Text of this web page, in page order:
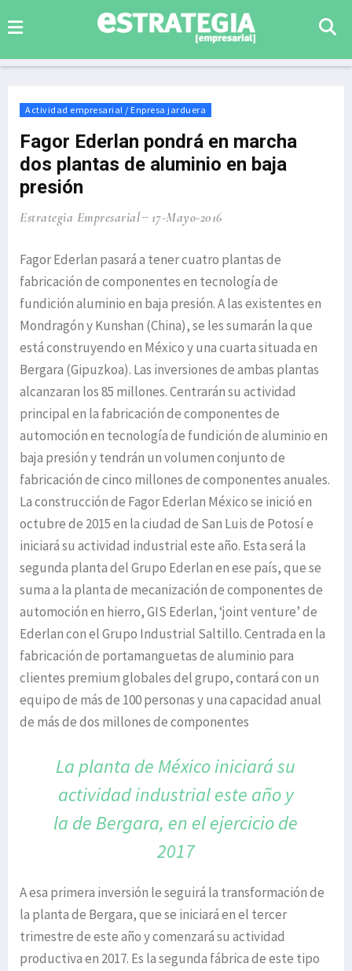
Actividad empresarial / Enpresa jarduera
Fagor Ederlan pondrá en marcha
dos plantas de aluminio en baja
presión
Estrategia Empresarial 17-Mayo-2016
Fagor Ederlan pasará a tener cuatro plantas de
fabricación de componentes en tecnología de
fundición aluminio en baja presión. A las existentes en
Mondragón y Kunshan (China), se les sumarán la que
está construyendo en México y una cuarta situada en
Bergara (Gipuzkoa). Las inversiones de ambas plantas
alcanzaran los 85 millones. Centrarán su actividad
principal en la fabricación de componentes de
automoción en tecnología de fundición de aluminio en
baja presión y tendrán un volumen conjunto de
fabricación de cinco millones de componentes anuales.
La construcción de Fagor Ederlan México se inició en
octubre de 2015 en la ciudad de San Luis de Potosí e
iniciará su actividad industrial este año. Esta será la
segunda planta del Grupo Ederlan en ese país, que se
suma a la planta de mecanización de componentes de
automoción en hierro, GIS Ederlan, ‘joint venture’ de
Ederlan con el Grupo Industrial Saltillo. Centrada en la
fabricación de portamanguetas de aluminio para
clientes premium globales del grupo, contará con un
equipo de más de 100 personas y una capacidad anual
de más de dos millones de componentes
La planta de México iniciará su
actividadindustrial este año y
la de Bergara, en el ejercicio de
2017
A esa primera inversión le seguirá la transformación de
la planta de Bergara, que se iniciará en el tercer
trimestre de este año y comenzará su actividad
productiva en 2017. Es la segunda fábrica de este tipo